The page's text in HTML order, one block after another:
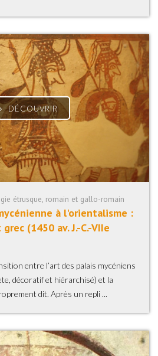
DÉCOUVRIR
étrusque, romain et gallo-romain
à l'orientalisme :
(1450 av. J.-C.-VIIe
entre l’art des palais mycéniens
décoratif et hiérarchisé) et la
dit. Après un repli ...